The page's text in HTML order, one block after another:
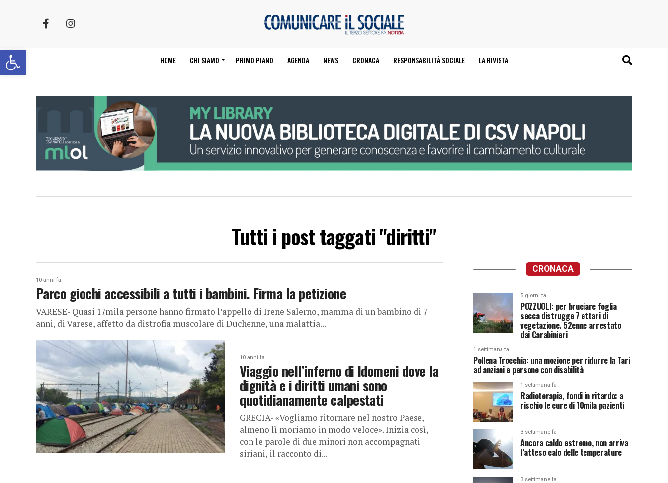
Apri la barra degli strumenti HOME CHI SIAMO PRIMO PIANO AGENDA NEWS CRONACA RESPONSABILITÀ SOCIALE LA RIVISTA
Tutti i post taggati "diritti"
10 anni fa
Parco giochi accessibili a tutti i bambini. Firma la petizione
VARESE- Quasi 17mila persone hanno firmato l’appello di Irene Salerno, mamma di un bambino di 7
anni, di Varese, affetto da distrofia muscolare di Duchenne, una malattia...
10 anni fa
Viaggio nell’inferno di Idomeni dove la
dignità e i diritti umani sono
quotidianamente calpestati
GRECIA- «Vogliamo ritornare nel nostro Paese,
almeno lì moriamo in modo veloce». Inizia così,
con le parole di due minori non accompagnati
siriani, il racconto di...
CRONACA
5 giorni fa
POZZUOLI: per bruciare foglia
secca distrugge 7 ettari di
vegetazione. 52enne arrestato
dai Carabinieri
1 settimana fa
Pollena Trocchia: una mozione per ridurre la Tari
ad anziani e persone con disabilità
1 settimana fa
Radioterapia, fondi in ritardo: a
rischio le cure di 10mila pazienti
3 settimane fa
Ancora caldo estremo, non arriva
l’atteso calo delle temperature
3 settimane fa